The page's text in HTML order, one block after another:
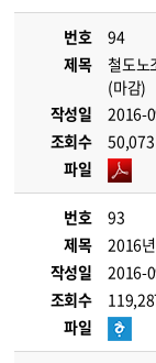
번호
94
제목
철도노
(마감)
작성일
2016-
조회수
50,073
파일
번호
93
제목
2016
작성일
2016-
조회수
파일